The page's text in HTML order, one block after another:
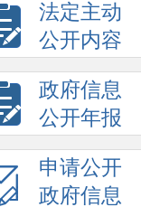
法定主动
公开内容
政府信息
公开年报
申请公开
政府信息